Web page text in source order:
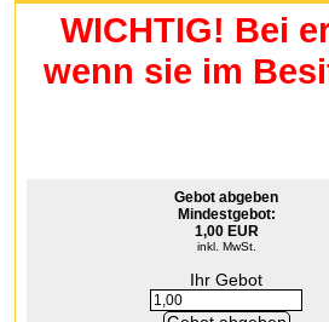
WICHTIG! Bei
wenn sie im
Gebot abgeben
Mindestgebot:
1,00 EUR
inkl. MwSt.
Ihr Gebot